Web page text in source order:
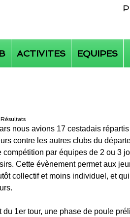
ACTIVITES EQUIPES
nous avions 17 cestadais
contre les autres clubs du
compétition par équipes de 2 ou 3
Cette évènement permet aux
collectif et moins individuel, et
du 1er tour, une phase de poule